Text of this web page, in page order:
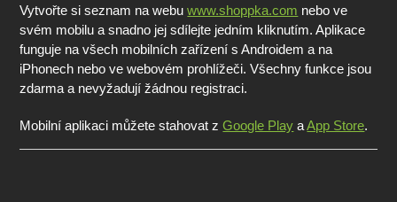
Vytvořte si seznam na webuwww.shoppka.com nebo ve
svém mobilu a snadno jej sdílejte jedním kliknutím. Aplikace
funguje na všech mobilních zařízení s Androidem a na
iPhonech nebo ve webovém prohlížeči. Všechny funkce jsou
zdarma a nevyžadují žádnou registraci.
Mobilní aplikaci můžete stahovat zGoogle Play aApp Store.